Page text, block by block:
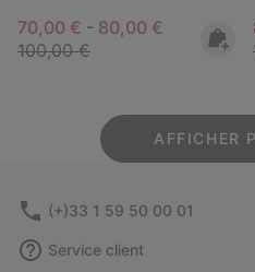
Minimum sale price:
70,00 € - Maximum sale
80,00 € Regular
100,00 €
AFFICHER
(+)33 1 59 50 00 01
Service client